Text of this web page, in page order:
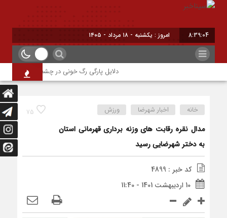
8:39:05 امروز : یکشنبه - ۱۸ مرداد - ۱۴۰۵
دلایل پارگی رگ خونی در چشم/ چه موقع باید
75 خانه اخبار شهرضا ورزش
️مدال نقره رقابت های وزنه برداری قهرمانی استان
به دختر شهرضایی رسید
کد خبر : 4899
10 اردیبهشت 1401 - 11:40